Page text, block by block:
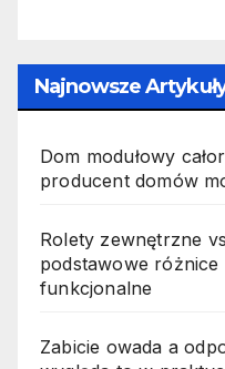
Najnowsze
Dom modułowy
producent domów
Rolety zewnętrzne
podstawowe
funkcjonalne
Zabicie owada a